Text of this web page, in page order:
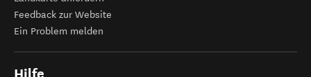
Feedback zur Website
Ein Problem melden
Hilfe